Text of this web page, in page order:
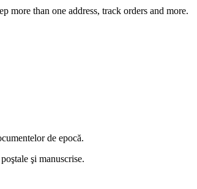
more than one address, track orders and more.
de epocă.
şi manuscrise.